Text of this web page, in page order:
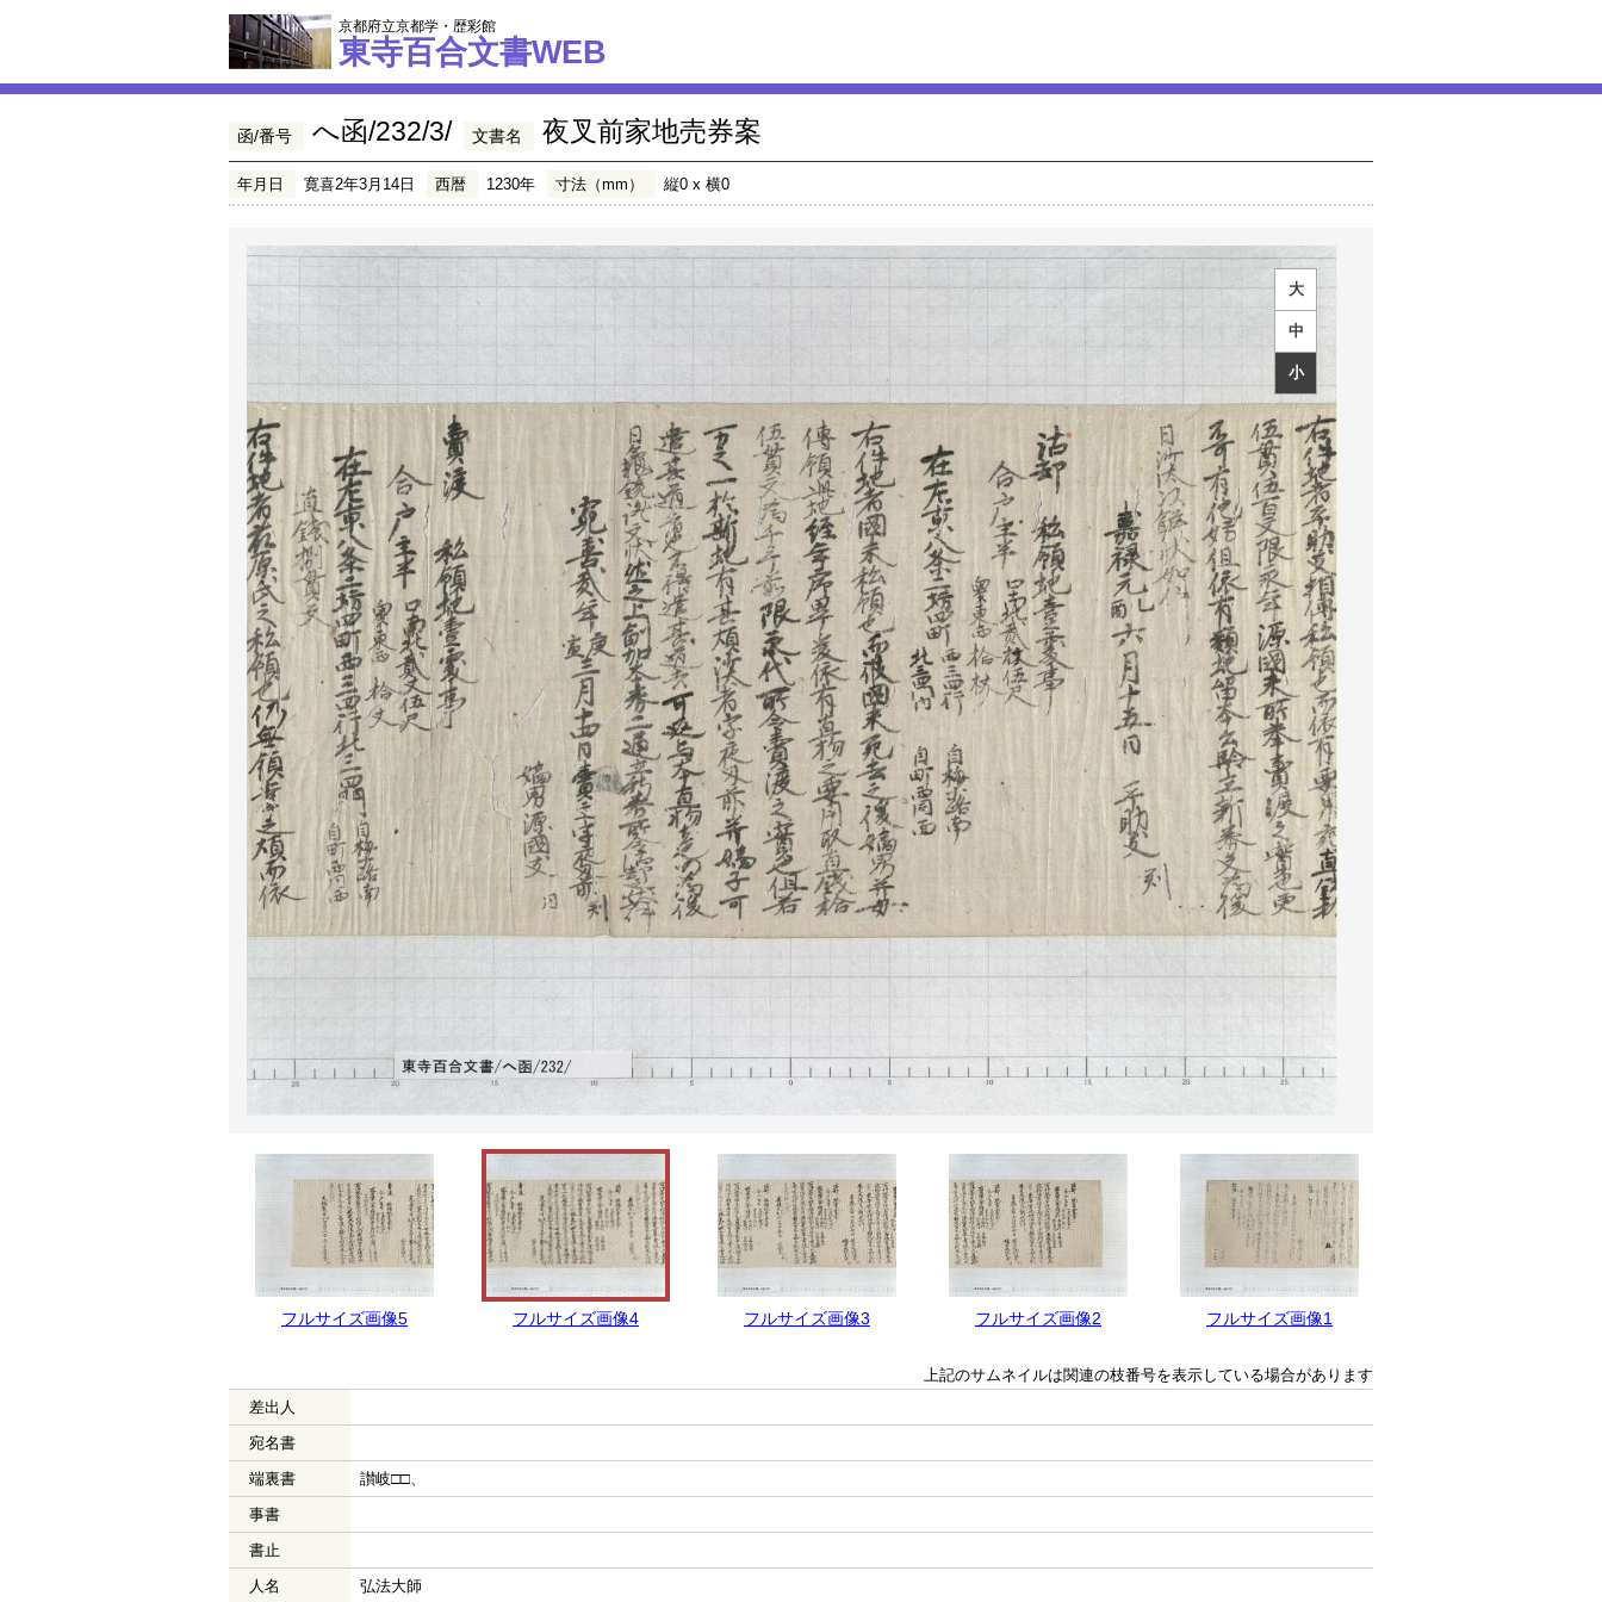
京都府立京都学・歴彩館
東寺百合文書WEB
函/番号 へ函/232/3/ 文書名 夜叉前家地売券案
年月日 寛喜2年3月14日 西暦 1230年 寸法（mm） 縦0 x 横0
大
中
小
フルサイズ画像5 フルサイズ画像4 フルサイズ画像3 フルサイズ画像2 フルサイズ画像1
上記のサムネイルは関連の枝番号を表示している場合があります
差出人
宛名書
端裏書
讃岐□□、
事書
書止
人名
弘法大師